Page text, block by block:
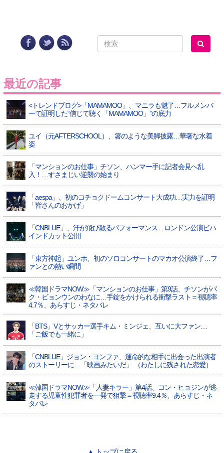
最近の記事
<トレンドブログ>「MAMAMOO」、マニラも魅了…フルメンバ
ーで証明した“信じて聴く「MAMAMOO」”の底力
ユイ（元AFTERSCHOOL）、箸のような美脚披露…華奢な水着
姿
「マンションのお仕事」チソン、ハンマー手に記者会見へ乱
入！…すさまじい逆襲の始まり
「aespa」、初のコチョクドームコンサート大成功…実力を証明
「皆さんのおかげ」
「CNBLUE」、汗が飛び散るパフォーマンス…ロンドン公演ビハ
インドカット公開
「東方神起」ユンホ、初のソロコンサートのマカオ公演終了…フ
ァンとの熱い瞬間
≪韓国ドラマNOW≫「マンションのお仕事」第9話、チソンがパ
ク・ビョンウンのわなに…手錠をかけられる衝撃ラスト＝視聴率
4.7％、あらすじ・ネタバレ
「BTS」Vとサッカー選手キム・ミンジェ、互いに大ファン…
「ご飯でも一緒に」
「CNBLUE」ジョン・ヨンファ、運命的な相手に出会った出演者
のストーリーに…「映画みたいだ」 （わたしに残された恋愛）
≪韓国ドラマNOW≫「人妻キラー」第4話、コン・ヒョジンが逃
走する児童性犯罪者を一発で狙撃＝視聴率9.4％、あらすじ・ネ
タバレ